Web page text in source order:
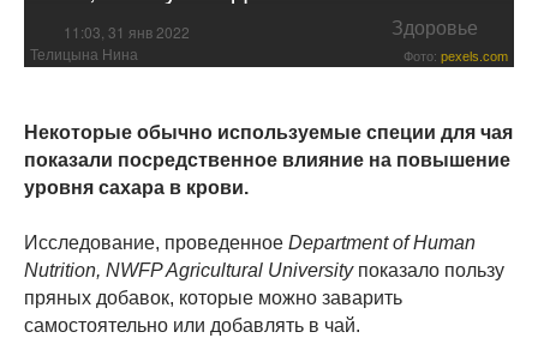
11:03, 31 янв 2022 Здоровье
Телицына Нина Фото: pexels.com
Некоторые обычно используемые специи для чая
показали посредственное влияние на повышение
уровня сахара в крови.
Исследование, проведенное Department of Human
Nutrition, NWFP Agricultural Universityпоказало пользу
пряных добавок, которые можно заварить
самостоятельно или добавлять в чай.